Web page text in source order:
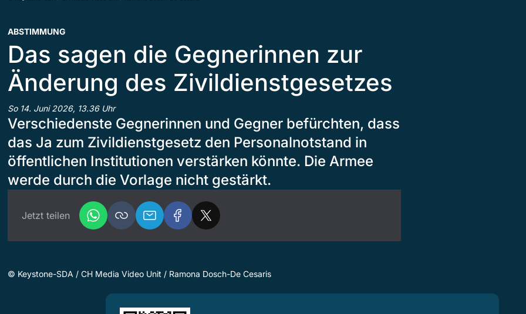
ABSTIMMUNG
Das sagen die Gegnerinnen zur
Änderung des Zivildienstgesetzes
So 14. Juni 2026, 13.36 Uhr
Verschiedenste Gegnerinnen und Gegner befürchten, dass
das Ja zum Zivildienstgesetz den Personalnotstand in
öffentlichen Institutionen verstärken könnte. Die Armee
werde durch die Vorlage nicht gestärkt.
Jetzt teilen
© Keystone-SDA / CH Media Video Unit / Ramona Dosch-De Cesaris